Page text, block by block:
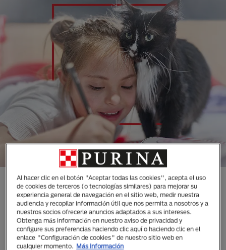
CONOCE TODAS NUESTRAS
MARCAS DISEÑADAS
ESPECIALMENTE PARA LAS
NECESIDADES DE TUS
MASCOTAS
Al hacer clic en el botón "Aceptar todas las cookies", acepta el uso
de cookies de terceros (o tecnologías similares) para mejorar su
experiencia general de navegación en el sitio web, medir nuestra
audiencia y recopilar información útil que nos permita a nosotros y a
nuestros socios ofrecerle anuncios adaptados a sus intereses.
Obtenga más información en nuestro aviso de privacidad y
configure sus preferencias haciendo clic aquí o haciendo clic en el
enlace "Configuración de cookies" de nuestro sitio web en
cualquier momento.
Más información